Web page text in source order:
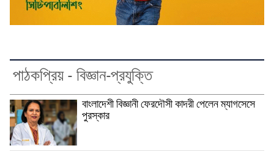
পাঠকপ্রিয় - বিজ্ঞান-প্রযুক্তি
বাংলাদেশী বিজ্ঞানী ফেরদৌসী কাদরী পেলেন ম্যাগসেসে
পুরস্কার